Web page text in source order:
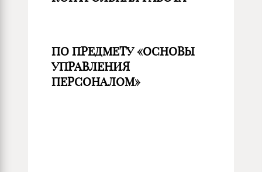
ПО ПРЕДМЕТУ «ОСНОВЫ
УПРАВЛЕНИЯ
ПЕРСОНАЛОМ»